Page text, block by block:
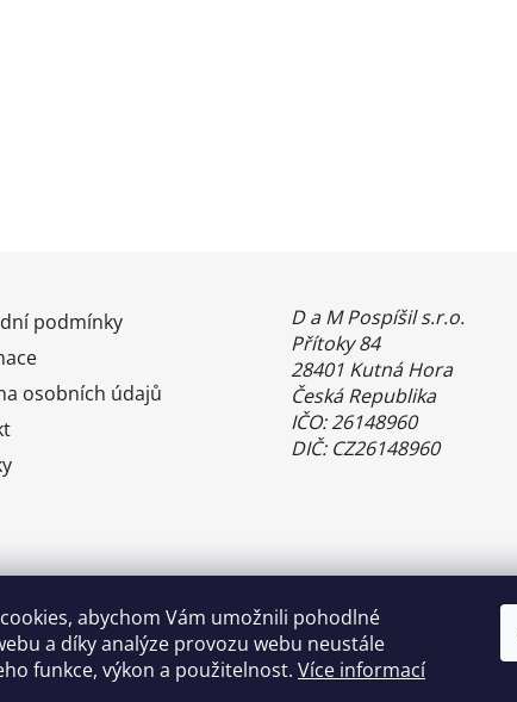
abychom Vám umožnili pohodlné
a díky analýze provozu webu neustále
funkce, výkon a použitelnost. Více informací
podmínky
osobních údajů
D a M Pospíšil s.r.o.
Přítoky 84
28401 Kutná Hora
Česká Republika
IČO: 26148960
DIČ: CZ26148960
Benefity Pluxee - Sodexo